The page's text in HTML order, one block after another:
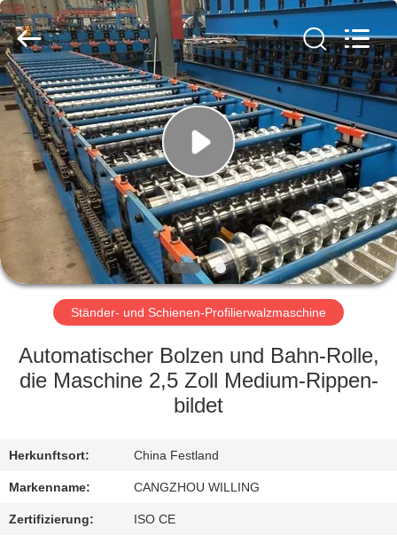
ZU
HAUSE
PRODUKTE
ÜBER
UNS
WERKSBESICHTIGUNG
QUALITÄTSKONTROLLE
DATENSCHUTZRICHTLINIE
Cangzhou
Famous
International
Trading
Co.,
Ltd.
All
Rights
Reserved.
Ständer- und Schienen-Profilierwalzmaschine
Automatischer Bolzen und Bahn-Rolle,
die Maschine 2,5 Zoll Medium-Rippen-
bildet
Herkunftsort: China Festland
Markenname: CANGZHOU WILLING
Zertifizierung: ISO CE